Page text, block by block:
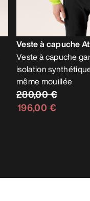
Veste à capuche
Veste à capuche
isolation
même mouillée
280,00 €
196,00 €